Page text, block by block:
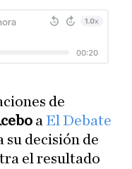
de
aEl Debate
su decisión de
el resultado